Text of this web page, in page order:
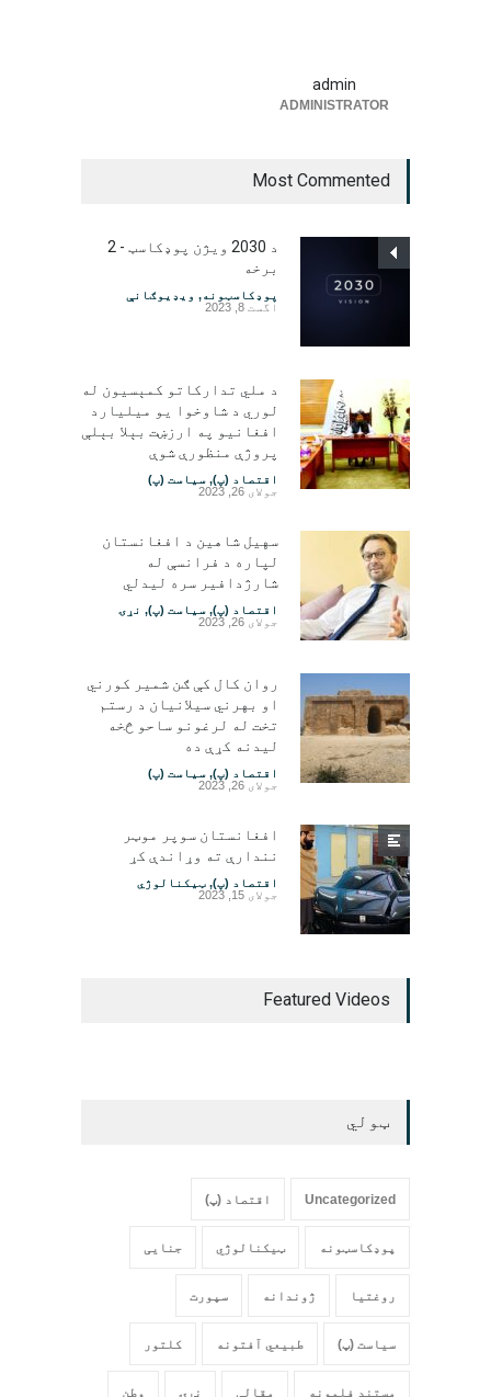
admin
ADMINISTRATOR
Most Commented
د 2030 ویژن پوډکاسټ - 2
برخه
پوډکاسټونه, ویډیوګانې
اگست 8, 2023
د ملي تدارکاتو کمېسیون له
لوري د شاوخوا یو میلیارد
افغانیو په ارزښت بېلا بېلې
پروژې منظورې شوې
اقتصاد (پ), سیاست (پ)
جولای 26, 2023
سهیل شاهین د افغانستان
لپاره د فرانسې له
شارژدافیر سره لیدلي
اقتصاد (پ), سیاست (پ), نړۍ
جولای 26, 2023
روان کال کې ګن شمیر کورني
او بهرني سیلانیان د رستم
تخت له لرغونو ساحو څخه
لیدنه کړې ده
اقتصاد (پ), سیاست (پ)
جولای 26, 2023
افغانستان سوپر موټر
نندارې ته وړاندې کړ
اقتصاد (پ), ټیکنالوژي
جولای 15, 2023
Featured Videos
ټولي
Uncategorized اقتصاد (پ)
پوډکاسټونه ټیکنالوژي جنایی
روغتیا ژوندانه سپورت
سیاست (پ) طبیعي آفتونه کلتور
مستند فلمونه مقالې نړۍ وطن